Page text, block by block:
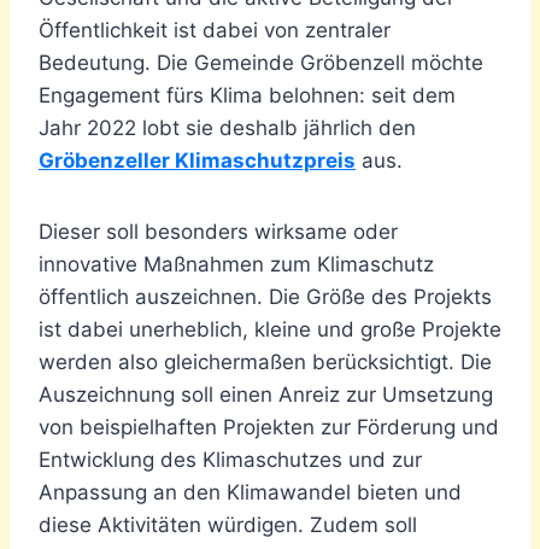
Öffentlichkeit ist dabei von zentraler
Bedeutung. Die Gemeinde Gröbenzell möchte
Engagement fürs Klima belohnen: seit dem
Jahr 2022 lobt sie deshalb jährlich den
Gröbenzeller Klimaschutzpreis aus.
Dieser soll besonders wirksame oder
innovative Maßnahmen zum Klimaschutz
öffentlich auszeichnen. Die Größe des Projekts
ist dabei unerheblich, kleine und große Projekte
werden also gleichermaßen berücksichtigt. Die
Auszeichnung soll einen Anreiz zur Umsetzung
von beispielhaften Projekten zur Förderung und
Entwicklung des Klimaschutzes und zur
Anpassung an den Klimawandel bieten und
diese Aktivitäten würdigen. Zudem soll